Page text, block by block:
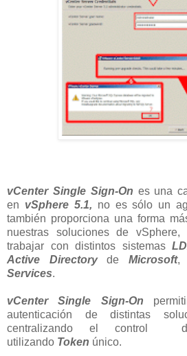
vCenter Single Sign-On es una
en vSphere 5.1, no es sólo un
también proporciona una forma
nuestras soluciones de vSphere,
trabajar con distintos sistemas
Active Directoryde Microsoft
Services.
vCenter Single Sign-On
autenticación de distintas
centralizando el control
utilizando Token único.